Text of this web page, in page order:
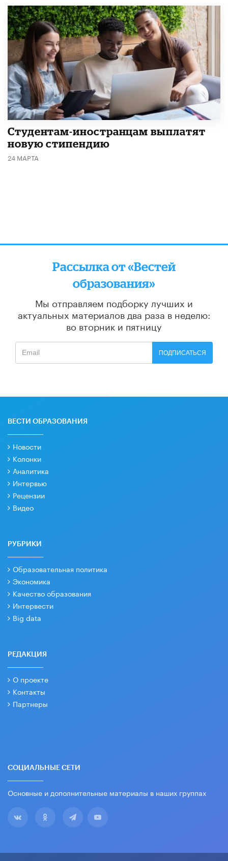
Студентам-иностранцам выплатят
новую стипендию
24 МАРТА
Рассылка от «Вестей
образования»
Мы отправляем подборку лучших и
актуальных материалов два раза в неделю:
во вторник и пятницу
ПОДПИСАТЬСЯ
ВЕСТИ ОБРАЗОВАНИЯ
Новости
Колонки
Аналитика
Интервью
Рецензии
Видео
РУБРИКИ
Образовательная политика
Экономика
Качество образования
Интервести
Big data
РЕДАКЦИЯ
О проекте
Контакты
Партнеры
СОЦИАЛЬНЫЕ СЕТИ
Основные и дополнительные материалы в наших группах